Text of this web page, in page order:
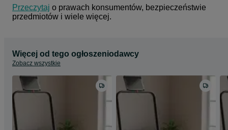
Przeczytaj o prawach konsumentów, bezpieczeństwie
przedmiotów i wiele więcej.
Więcej od tego ogłoszeniodawcy
Zobacz wszystkie